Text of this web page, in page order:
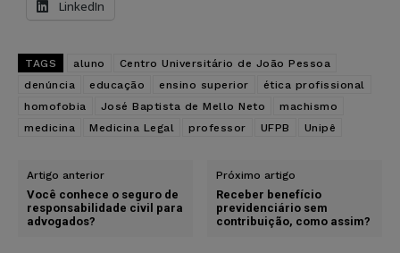
LinkedIn
TAGS aluno
Centro Universitário de João Pessoa
denúncia
educação ensino superior
ética profissional
homofobia
José Baptista de Mello Neto
machismo
medicina
Medicina Legal professor UFPB Unipê
Artigo anterior
Você conhece o seguro de
responsabilidade civil para
advogados?
Próximo artigo
Receber benefício
previdenciário sem
contribuição, como assim?